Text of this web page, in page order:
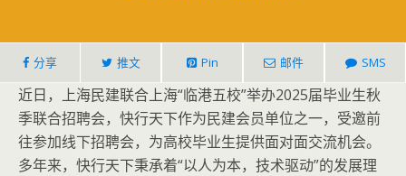
分享 推文 Pin 邮件 SMS
近日，上海民建联合上海“临港五校”举办2025届毕业生秋
季联合招聘会，快行天下作为民建会员单位之一，受邀前
往参加线下招聘会，为高校毕业生提供面对面交流机会。
多年来，快行天下秉承着“以人为本，技术驱动”的发展理